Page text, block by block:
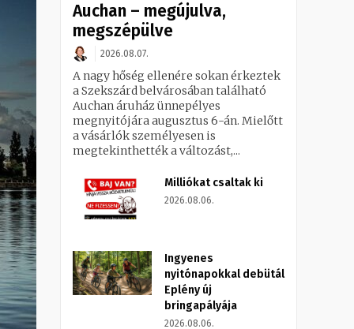
Auchan – megújulva,
megszépülve
2026.08.07.
A nagy hőség ellenére sokan érkeztek
a Szekszárd belvárosában található
Auchan áruház ünnepélyes
megnyitójára augusztus 6-án. Mielőtt
a vásárlók személyesen is
megtekinthették a változást,...
Milliókat csaltak ki
2026.08.06.
Ingyenes
nyitónapokkal debütál
Eplény új
bringapályája
2026.08.06.